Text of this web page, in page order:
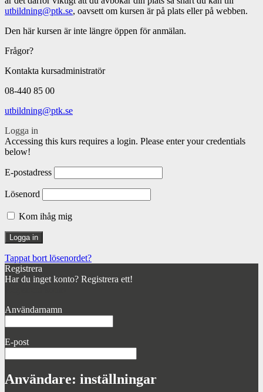
utbildning@ptk.se, oavsett om kursen är på plats eller på webben.
Den här kursen är inte längre öppen för anmälan.
Frågor?
Kontakta kursadministratör
08-440 85 00
utbildning@ptk.se
Logga in
Accessing this kurs requires a login. Please enter your credentials
below!
E-postadress
Lösenord
Kom ihåg mig
Tappat bort lösenordet?
Registrera
Har du inget konto? Registrera ett!
Användarnamn
E-post
Användare: inställningar